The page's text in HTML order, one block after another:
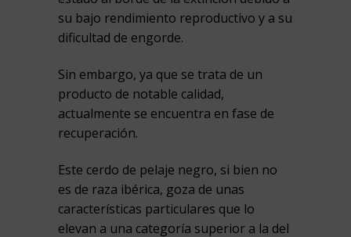
su bajo rendimiento reproductivo y a su
dificultad de engorde.
Sin embargo, ya que se trata de un
producto de notable calidad,
actualmente se encuentra en fase de
recuperación.
Este cerdo de pelaje negro, si bien no
es de raza ibérica, goza de unas
características particulares que lo
elevan a una categoría superior a la del